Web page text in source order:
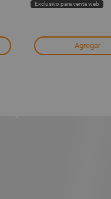
Exclusivo para venta web
Agregar